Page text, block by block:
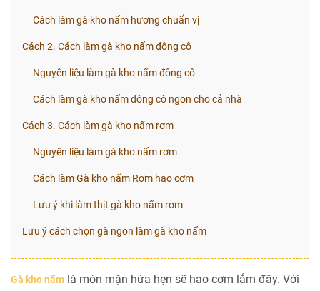
Cách làm gà kho nấm hương chuẩn vị
Cách 2. Cách làm gà kho nấm đông cô
Nguyên liệu làm gà kho nấm đông cô
Cách làm gà kho nấm đông cô ngon cho cả nhà
Cách 3. Cách làm gà kho nấm rơm
Nguyên liệu làm gà kho nấm rơm
Cách làm Gà kho nấm Rơm hao cơm
Lưu ý khi làm thịt gà kho nấm rơm
Lưu ý cách chọn gà ngon làm gà kho nấm
Gà kho nấm là món mặn hứa hẹn sẽ hao cơm lắm đây. Với